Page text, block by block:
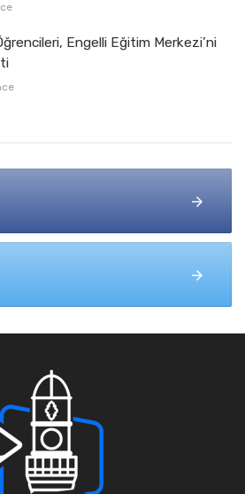
Engelli Eğitim Merkezi’ni